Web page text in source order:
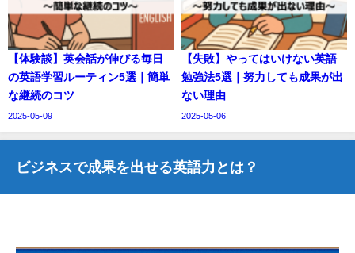
【体験談】英会話が伸びる毎日
の英語学習ルーティン5選｜簡単
な継続のコツ
2025-05-09
【失敗】やってはいけない英語
勉強法5選｜努力しても成果が出
ない理由
2025-05-06
ビジネスで成果を出せる英語力とは？